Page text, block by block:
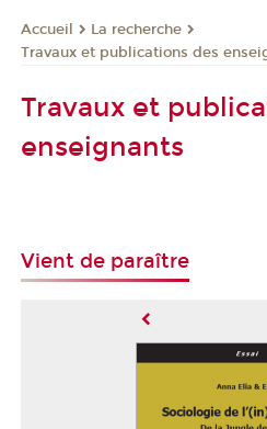
Accueil
La recherche
Travaux et publications des
Travaux et
enseignants
Vient de paraître